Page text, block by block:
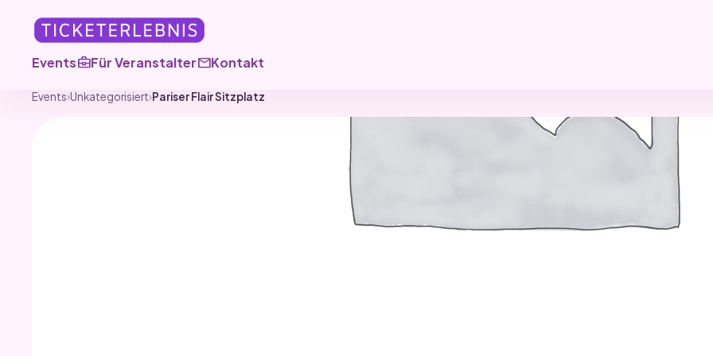
Eventsbusiness_centerFür VeranstaltermailKontakt
Events›Unkategorisiert›Pariser Flair Sitzplatz